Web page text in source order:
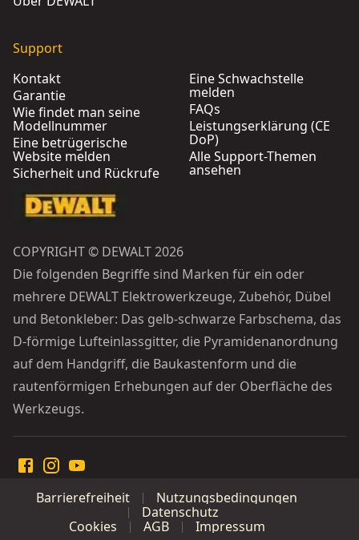
Support
Kontakt
Garantie
Wie findet man seine
Modellnummer
Eine betrügerische
Website melden
Sicherheit und Rückrufe
Eine Schwachstelle
melden
FAQs
Leistungserklärung (CE
DoP)
Alle Support-Themen
ansehen
COPYRIGHT © DEWALT 2026
Die folgenden Begriffe sind Marken für ein oder
mehrere DEWALT Elektrowerkzeuge, Zubehör, Dübel
und Betonkleber: Das gelb-schwarze Farbschema, das
D-förmige Lufteinlassgitter, die Pyramidenanordnung
auf dem Handgriff, die Baukastenform und die
rautenförmigen Erhebungen auf der Oberfläche des
Werkzeugs.
Barrierefreiheit
Nutzungsbedingungen
Datenschutz
Cookies
AGB Impressum